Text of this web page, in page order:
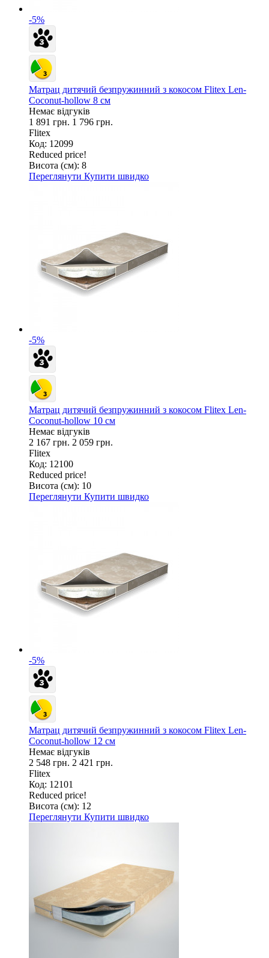
-5%
Матрац дитячий безпружинний з кокосом Flitex Len-
Coconut-hollow 8 см
Немає відгуків
1 891 грн. 1 796 грн.
Flitex
Код: 12099
Reduced price!
Висота (см): 8
Переглянути Купити швидко
-5%
Матрац дитячий безпружинний з кокосом Flitex Len-
Coconut-hollow 10 см
Немає відгуків
2 167 грн. 2 059 грн.
Flitex
Код: 12100
Reduced price!
Висота (см): 10
Переглянути Купити швидко
-5%
Матрац дитячий безпружинний з кокосом Flitex Len-
Coconut-hollow 12 см
Немає відгуків
2 548 грн. 2 421 грн.
Flitex
Код: 12101
Reduced price!
Висота (см): 12
Переглянути Купити швидко